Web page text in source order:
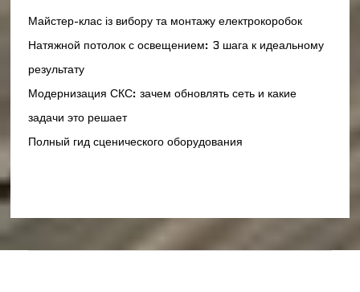
Майстер-клас із вибору та монтажу електрокоробок
Натяжной потолок с освещением: 3 шага к идеальному
результату
Модернизация СКС: зачем обновлять сеть и какие
задачи это решает
Полный гид сценического оборудования